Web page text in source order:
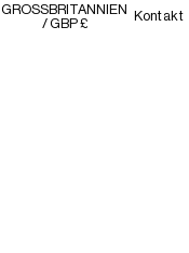
GROSSBRITANNIEN
/ GBP £
Kontakt